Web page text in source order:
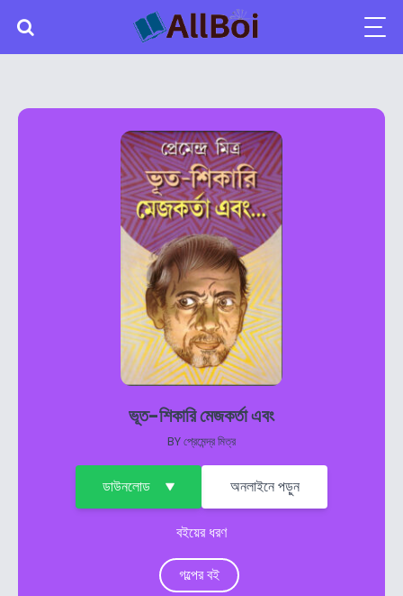
ভূত-শিকারি মেজকর্তা এবং
BYপ্রেমেন্দ্র মিত্র
ডাউনলোড অনলাইনে পড়ুন
বইয়ের ধরণ
গল্পের বই